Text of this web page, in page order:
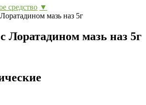
средство ▼
мазь наз 5г
Лоратадином мазь наз 5г